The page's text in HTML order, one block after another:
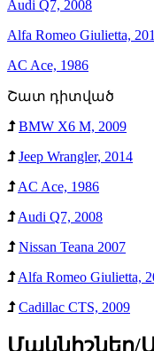
Audi Q7, 2008
Alfa Romeo Giulietta,
AC Ace, 1986
Շատ դիտված
BMW X6 M, 2009
Jeep Wrangler, 2014
AC Ace, 1986
Audi Q7, 2008
Nissan Teana 2007
Alfa Romeo Giulietta,
Cadillac CTS, 2009
Մակնիշներ/